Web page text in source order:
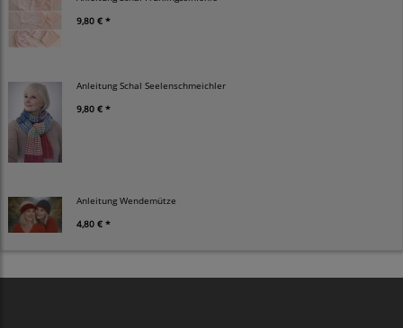
9,80 € *
Anleitung Schal Seelenschmeichler
9,80 € *
Anleitung Wendemütze
4,80 € *